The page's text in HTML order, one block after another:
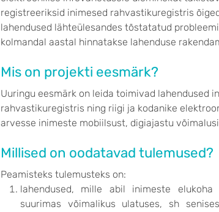
registreeriksid inimesed rahvastikuregistris
lahendused lähteülesandes tõstatatud
kolmandal aastal hinnatakse lahenduse
Mis on projekti eesmärk?
Uuringu eesmärk on leida toimivad lahendused
rahvastikuregistris ning riigi ja kodanike
arvesse inimeste mobiilsust, digiajastu
Millised on oodatavad tulemused?
Peamisteks tulemusteks on:
lahendused, mille abil inimeste elukoha
suurimas võimalikus ulatuses, sh